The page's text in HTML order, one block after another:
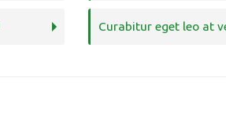
Curabitur eget leo at